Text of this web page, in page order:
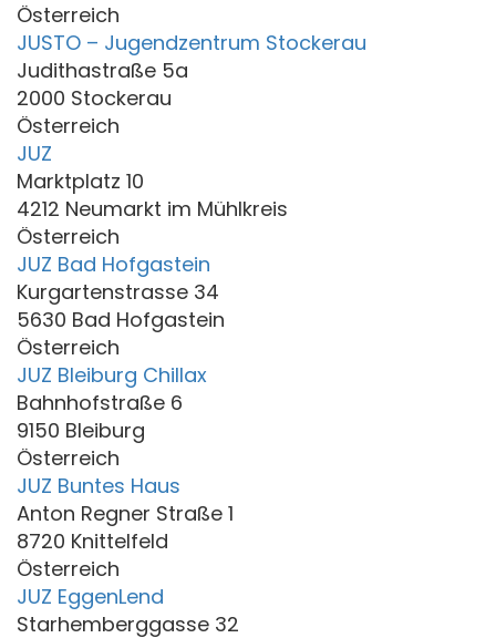
Österreich
JUSTO – Jugendzentrum Stockerau
Judithastraße 5a
2000 Stockerau
Österreich
JUZ
Marktplatz 10
4212 Neumarkt im Mühlkreis
Österreich
JUZ Bad Hofgastein
Kurgartenstrasse 34
5630 Bad Hofgastein
Österreich
JUZ Bleiburg Chillax
Bahnhofstraße 6
9150 Bleiburg
Österreich
JUZ Buntes Haus
Anton Regner Straße 1
8720 Knittelfeld
Österreich
JUZ EggenLend
Starhemberggasse 32